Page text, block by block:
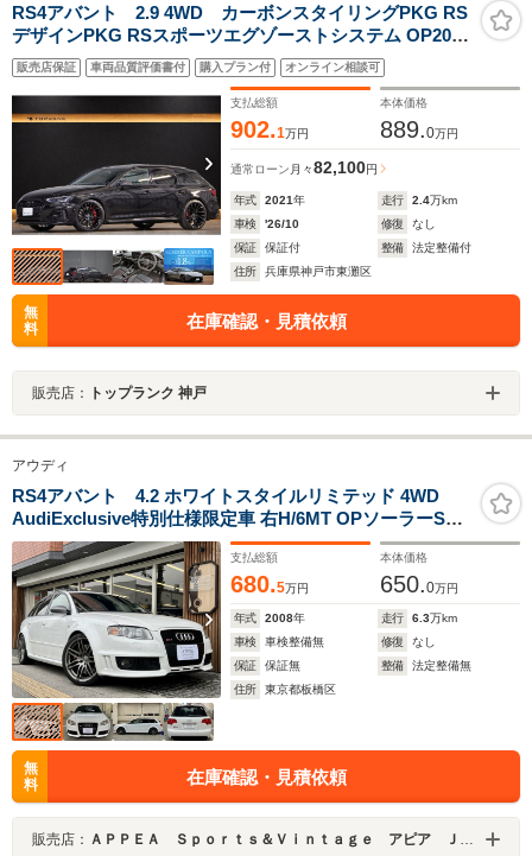
RS4アバント 2.9 4WD カーボンスタイリングPKG RS
デザインPKG RSスポーツエグゾーストシステム OP20イ
ンチブラックAW レッドキャリパー パノラマSR カーボン
インテリアトリム TVチューナー パークアシストPKG ブ
ラックAudiリング
販売店保証 車両品質評価書付 購入プラン付 オンライン相談可
支払総額
902.1万円
本体価格
889.0万円
通常ローン 月々82,100円
年式 2021年 走行 2.4万km
車検
'26/10 修復
なし
保証
保証付 整備
法定整備付
住所
兵庫県神戸市東灘区
無
料
在庫確認・見積依頼
販売店： トップランク 神戸
アウディ
RS4アバント 4.2 ホワイトスタイルリミテッド 4WD
AudiExclusive特別仕様限定車 右H/6MT OPソーラーSR
ホワイトスタイルLTD(ホワイトFグリル&サイドモール/チ
タンルックドアミラー&マフラー/マットグレー19AW/ス
ポーツサスペンション+/RS4ロゴ黒革バケットシート)
支払総額
680.5万円
本体価格
650.0万円
年式 2008年 走行 6.3万km
車検
車検整備無 修復
なし
保証
保証無 整備
法定整備無
住所
東京都板橋区
無
料
在庫確認・見積依頼
販売店： ＡＰＰＥＡ Ｓｐｏｒｔｓ＆Ｖｉｎｔａｇｅ アピア ＪＵ適正販売店